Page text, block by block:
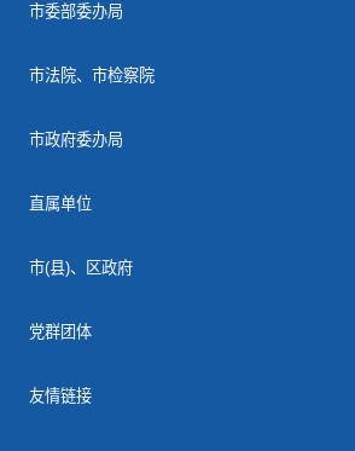
市委部委办局
市法院、市检察院
市政府委办局
直属单位
市(县)、区政府
党群团体
友情链接